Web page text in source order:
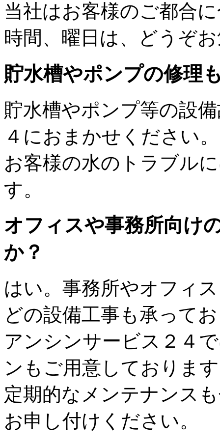
当社はお客様のご都合
時間、曜日は、どうぞ
貯水槽やポンプの修理
貯水槽やポンプ等の設
４におまかせください。
お客様の水のトラブル
す。
オフィスや事務所向け
か？
はい。事務所やオフィ
どの設備工事も承って
アンシンサービス２４
ンもご用意しておりま
定期的なメンテナンス
お申し付けください。